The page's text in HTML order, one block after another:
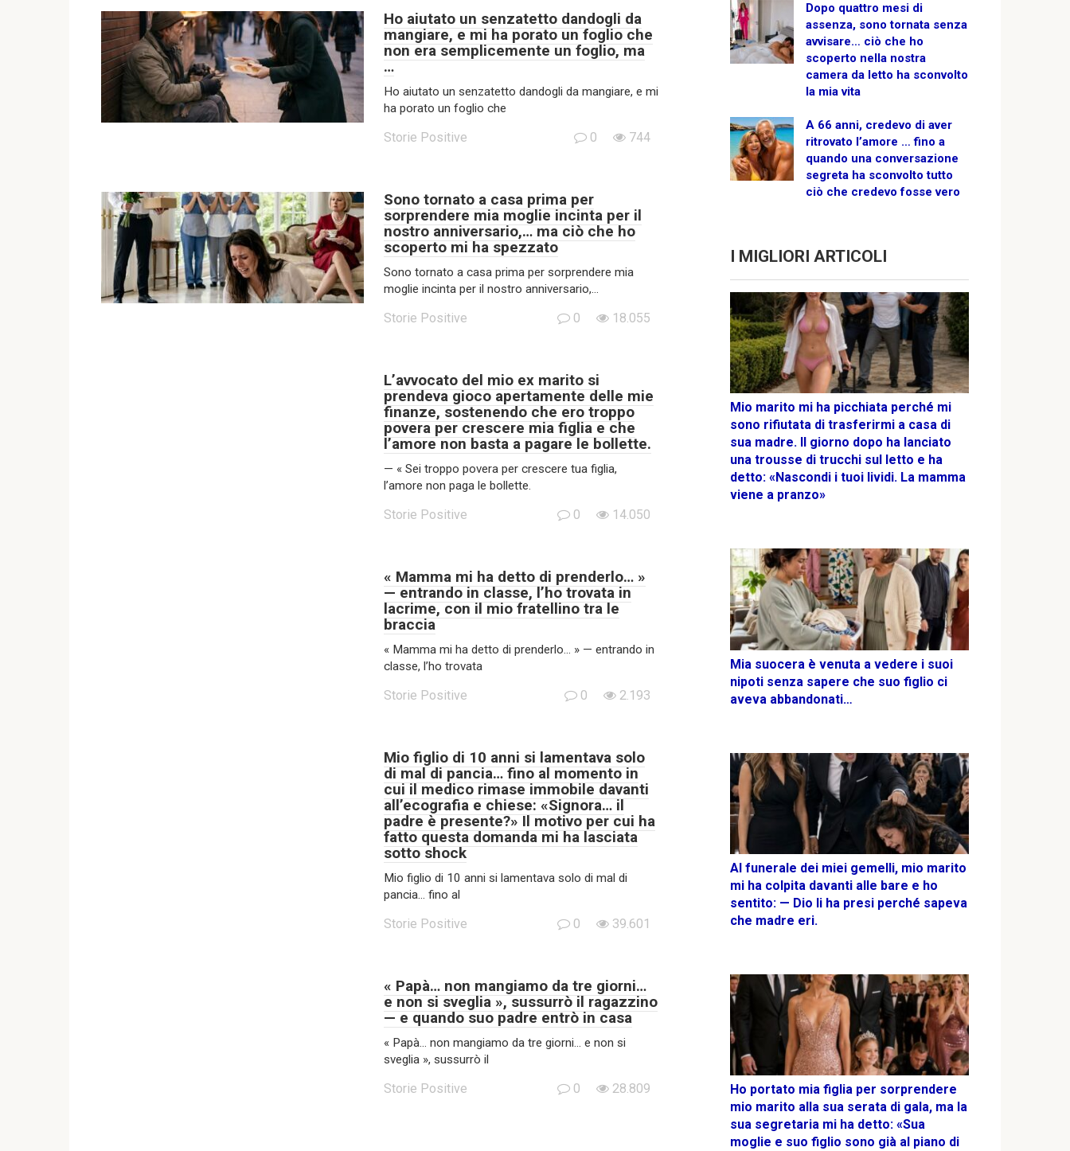
Ho aiutato un senzatetto dandogli da
mangiare, e mi ha porato un foglio che
non era semplicemente un foglio, ma
…
Ho aiutato un senzatetto dandogli da mangiare, e mi
ha porato un foglio che
Storie Positive 0 744
Sono tornato a casa prima per
sorprendere mia moglie incinta per il
nostro anniversario,… ma ciò che ho
scoperto mi ha spezzato
Sono tornato a casa prima per sorprendere mia
moglie incinta per il nostro anniversario,…
Storie Positive 0 18.055
L’avvocato del mio ex marito si
prendeva gioco apertamente delle mie
finanze, sostenendo che ero troppo
povera per crescere mia figlia e che
l’amore non basta a pagare le bollette.
— « Sei troppo povera per crescere tua figlia,
l’amore non paga le bollette.
Storie Positive 0 14.050
« Mamma mi ha detto di prenderlo… »
— entrando in classe, l’ho trovata in
lacrime, con il mio fratellino tra le
braccia
« Mamma mi ha detto di prenderlo… » — entrando in
classe, l’ho trovata
Storie Positive 0 2.193
Mio figlio di 10 anni si lamentava solo
di mal di pancia… fino al momento in
cui il medico rimase immobile davanti
all’ecografia e chiese: «Signora… il
padre è presente?» Il motivo per cui ha
fatto questa domanda mi ha lasciata
sotto shock
Mio figlio di 10 anni si lamentava solo di mal di
pancia… fino al
Storie Positive 0 39.601
« Papà… non mangiamo da tre giorni…
e non si sveglia », sussurrò il ragazzino
— e quando suo padre entrò in casa
« Papà… non mangiamo da tre giorni… e non si
sveglia », sussurrò il
Storie Positive 0 28.809
Dopo quattro mesi di
assenza, sono tornata senza
avvisare… ciò che ho
scoperto nella nostra
camera da letto ha sconvolto
la mia vita
A 66 anni, credevo di aver
ritrovato l’amore … fino a
quando una conversazione
segreta ha sconvolto tutto
ciò che credevo fosse vero
I MIGLIORI ARTICOLI
Mio marito mi ha picchiata perché mi
sono rifiutata di trasferirmi a casa di
sua madre. Il giorno dopo ha lanciato
una trousse di trucchi sul letto e ha
detto: «Nascondi i tuoi lividi. La mamma
viene a pranzo»
Mia suocera è venuta a vedere i suoi
nipoti senza sapere che suo figlio ci
aveva abbandonati…
Al funerale dei miei gemelli, mio marito
mi ha colpita davanti alle bare e ho
sentito: — Dio li ha presi perché sapeva
che madre eri.
Ho portato mia figlia per sorprendere
mio marito alla sua serata di gala, ma la
sua segretaria mi ha detto: «Sua
moglie e suo figlio sono già al piano di